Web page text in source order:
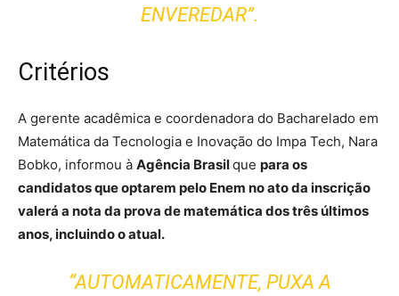
ENVEREDAR”.
Critérios
A gerente acadêmica e coordenadora do Bacharelado em
Matemática da Tecnologia e Inovação do Impa Tech, Nara
Bobko, informou à Agência Brasilque para os
candidatos que optarem pelo Enem no ato da inscrição
valerá a nota da prova de matemática dos três últimos
anos, incluindo o atual.
“AUTOMATICAMENTE, PUXA A